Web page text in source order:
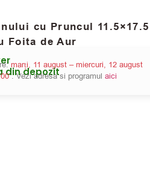
cu Pruncul 11.5×17.5
Foita de Aur
marți, 11 august – miercuri, 12 august
din depozit
. Vezi adresa si programul aici